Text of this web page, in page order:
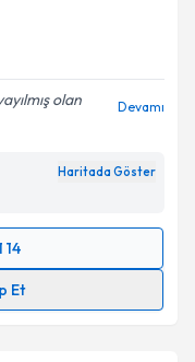
olan
Devamı
Haritada Göster
14
Et